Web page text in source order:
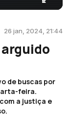
26 jan, 2024, 21:44
de buscas por
feira.
a justiça e